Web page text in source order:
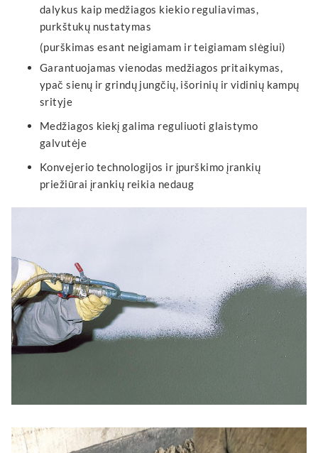
dalykus kaip medžiagos kiekio reguliavimas,
purkštukų nustatymas
(purškimas esant neigiamam ir teigiamam slėgiui)
Garantuojamas vienodas medžiagos pritaikymas,
ypač sienų ir grindų jungčių, išorinių ir vidinių kampų
srityje
Medžiagos kiekį galima reguliuoti glaistymo
galvutėje
Konvejerio technologijos ir įpurškimo įrankių
priežiūrai įrankių reikia nedaug